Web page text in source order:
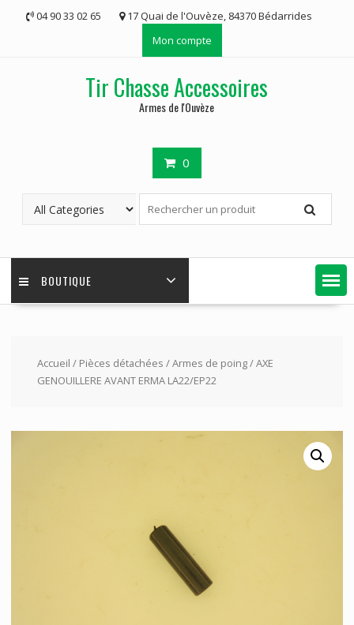
04 90 33 02 65
17 Quai de l'Ouvèze, 84370 Bédarrides
Mon compte
Tir Chasse Accessoires
Armes de l'Ouvèze
0
BOUTIQUE
Accueil / Pièces détachées /Armes de poing/ AXE
GENOUILLERE AVANT ERMA LA22/EP22